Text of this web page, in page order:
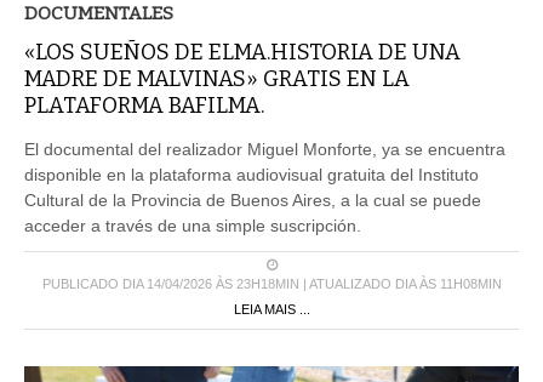
DOCUMENTALES
«LOS SUEÑOS DE ELMA.HISTORIA DE UNA
MADRE DE MALVINAS» GRATIS EN LA
PLATAFORMA BAFILMA.
El documental del realizador Miguel Monforte, ya se encuentra
disponible en la plataforma audiovisual gratuita del Instituto
Cultural de la Provincia de Buenos Aires, a la cual se puede
acceder a través de una simple suscripción.
PUBLICADO DIA 14/04/2026 ÀS 23H18MIN | ATUALIZADO DIA ÀS 11H08MIN
LEIA MAIS ...